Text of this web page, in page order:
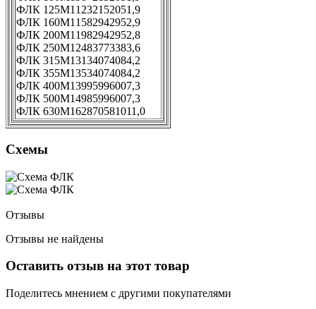
ФЛК 125М1 1232152051,9
ФЛК 160М1 1582942952,9
ФЛК 200М1 1982942952,8
ФЛК 250М1 2483773383,6
ФЛК 315М13134074084,2
ФЛК 355М13534074084,2
ФЛК 400М13995996007,3
ФЛК 500М14985996007,3
ФЛК 630М162870581011,0
Схемы
Отзывы
Отзывы не найдены
Оставить отзыв на этот товар
Поделитесь мнением с другими покупателями